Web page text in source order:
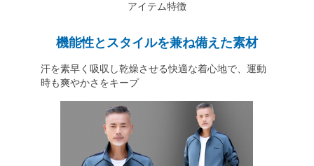
アイテム特徴
機能性とスタイルを兼ね備えた素材
汗を素早く吸収し乾燥させる快適な着心地で、運動
時も爽やかさをキープ